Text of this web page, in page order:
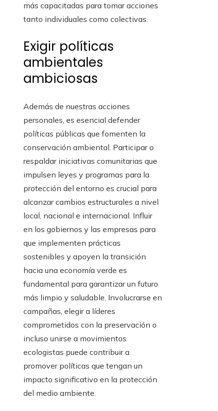
más capacitadas para tomar acciones
tanto individuales como colectivas.
Exigir políticas
ambientales
ambiciosas
Además de nuestras acciones
personales, es esencial defender
políticas públicas que fomenten la
conservación ambiental. Participar o
respaldar iniciativas comunitarias que
impulsen leyes y programas para la
protección del entorno es crucial para
alcanzar cambios estructurales a nivel
local, nacional e internacional. Influir
en los gobiernos y las empresas para
que implementen prácticas
sostenibles y apoyen la transición
hacia una economía verde es
fundamental para garantizar un futuro
más limpio y saludable. Involucrarse en
campañas, elegir a líderes
comprometidos con la preservación o
incluso unirse a movimientos
ecologistas puede contribuir a
promover políticas que tengan un
impacto significativo en la protección
del medio ambiente.